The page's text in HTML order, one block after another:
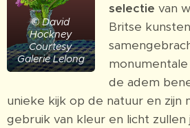
© David
Hockney
Courtesy
Galerie Lelong
selectie van
Britse
de adem
unieke kijk op de natuur en zijn
gebruik van kleur en licht